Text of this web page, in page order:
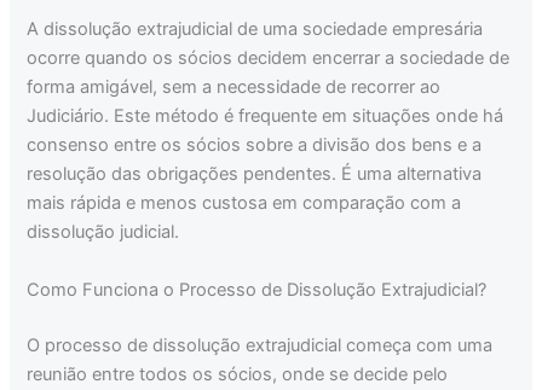
A dissolução extrajudicial de uma sociedade empresária
ocorre quando os sócios decidem encerrar a sociedade de
forma amigável, sem a necessidade de recorrer ao
Judiciário. Este método é frequente em situações onde há
consenso entre os sócios sobre a divisão dos bens e a
resolução das obrigações pendentes. É uma alternativa
mais rápida e menos custosa em comparação com a
dissolução judicial.
Como Funciona o Processo de Dissolução Extrajudicial?
O processo de dissolução extrajudicial começa com uma
reunião entre todos os sócios, onde se decide pelo